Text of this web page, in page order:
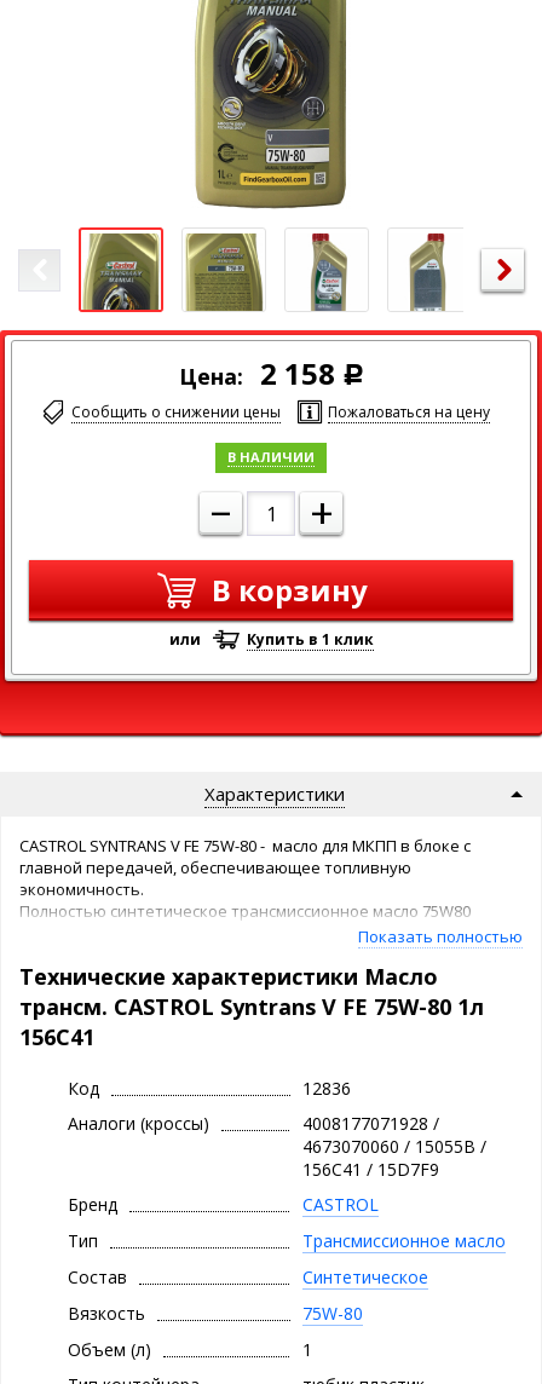
Цена: 2 158 Р
Сообщить о снижении цены
Пожаловаться на цену
В НАЛИЧИИ
– +
В корзину
или Купить в 1 клик
Характеристики
CASTROL SYNTRANS V FE 75W-80 - масло для МКПП в блоке с
главной передачей, обеспечивающее топливную
экономичность.
Полностью синтетическое трансмиссионное масло 75W80
обеспечивает дополнительную защиту от износа и задиров
при работе с экстремальными нагрузками, а также надежную
работу синхронизаторов (по сравнению с традиционными
маслами API GL4) и топливную экономичность. Пригодно для
коробок передач в блоке с главными передачами, механиче
ских коробок передач, раздаточных коробок и главных
Рекомендовано Castrol для всех 5-ти и 6-тиступенчатых
Seat и Skoda. Исключительная текучесть при низких
температурах способствует защите деталей при начале
движения и повышает качество переключения передач.
Показать полностью
Технические характеристики Масло
трансм. CASTROL Syntrans V FE 75W-80 1л
156C41
Код
12836
Аналоги (кроссы)
4008177071928 /
4673070060 / 15055B /
156C41 / 15D7F9
Бренд
CASTROL
Тип
Трансмиссионное масло
Состав
Синтетическое
Вязкость
75W-80
Объем (л)
1